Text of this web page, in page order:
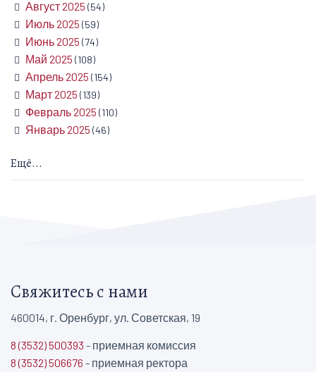
Август 2025 (54)
Июль 2025 (59)
Июнь 2025 (74)
Май 2025 (108)
Апрель 2025 (154)
Март 2025 (139)
Февраль 2025 (110)
Январь 2025 (46)
Ещё...
Свяжитесь с нами
460014, г. Оренбург, ул. Советская, 19
8 (3532) 500393 - приемная комиссия
8 (3532) 506676 - приемная ректора